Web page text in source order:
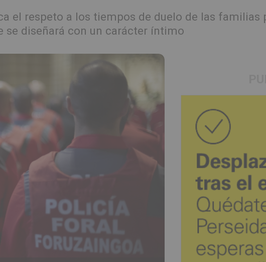
el respeto a los tiempos de duelo de las familias
se diseñará con un carácter íntimo